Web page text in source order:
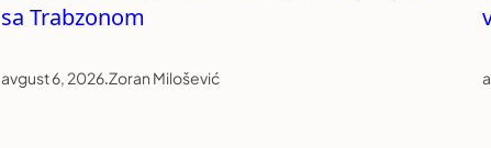
sa Trabzonom
avgust 6, 2026.Zoran Milošević